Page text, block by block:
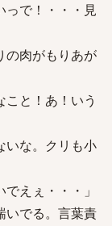
っで！・・・見
の肉がもりあが
と！あ！いう
いな。クリも小
えぇ・・・」
いでる。言葉責